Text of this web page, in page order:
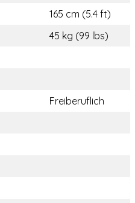
165 cm (5.4 ft)
45 kg (99 lbs)
Freiberuflich